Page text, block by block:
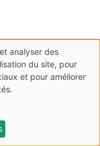
analyser des
du site, pour
et pour améliorer